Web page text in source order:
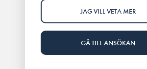
JAG VILL VETA MER
GÅ TILL ANSÖKAN